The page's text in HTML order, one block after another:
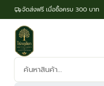
จัดส่งฟรี เมื่อซื้อครบ 300 บาท
ค้นหา
สินค้า: